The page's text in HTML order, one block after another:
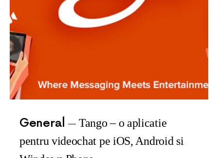
General
Tango – o aplicatie
pentru videochat pe iOS, Android si